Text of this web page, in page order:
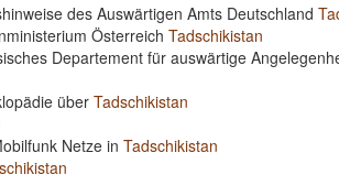
des Auswärtigen Amts Deutschland
Österreich Tadschikistan
Departement für auswärtige
über Tadschikistan
Netze in Tadschikistan